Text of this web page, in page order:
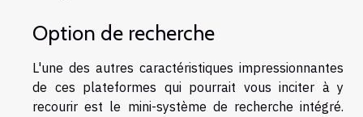
Option de recherche
L'une des autres caractéristiques impressionnantes
de ces plateformes qui pourrait vous inciter à y
recourir est le mini-système de recherche intégré.